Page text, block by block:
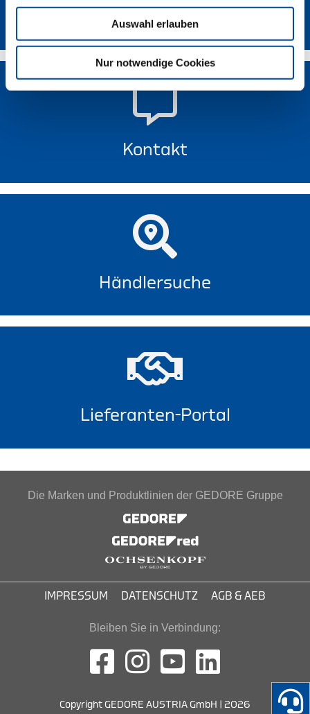
Auswahl erlauben
Nur notwendige Cookies
Newsletter
Kontakt
Händlersuche
Lieferanten-Portal
Die Marken und Produktlinien der GEDORE Gruppe
IMPRESSUM DATENSCHUTZ AGB & AEB
Bleiben Sie in Verbindung:
Copyright GEDORE AUSTRIA GmbH | 2026